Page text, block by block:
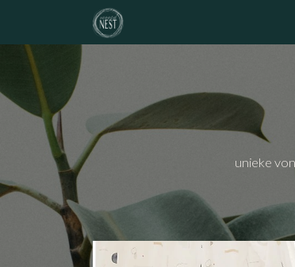
Overslaan naar inhoud
unieke